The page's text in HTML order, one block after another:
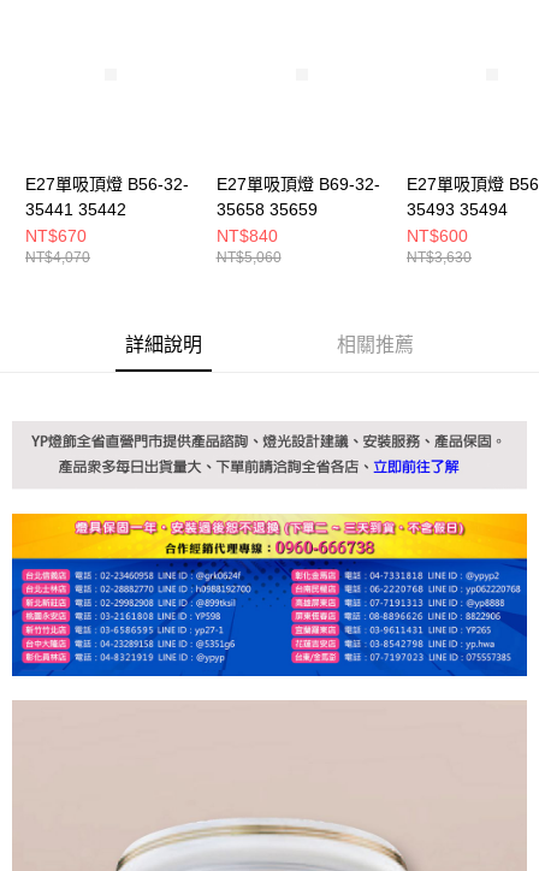
３．未成年的使用者請事先徵得法定代理人或監護人之同意方可使用
「AFTEE先享後付」，若未經同意申辦者引起之損失，本公司不負相關責
任。
４．使用「AFTEE先享後付」時，將依據個別帳號之用戶狀況，依本公司即
時審查核予不同之上限額度；若仍有額度不足之情形，本公司將視審查結果
E27單吸頂燈 B56-32-
35441 35442
NT$670
NT$4,070
E27單吸頂燈 B69-32-
35658 35659
NT$840
NT$5,060
E27單吸頂燈
35493 35494
NT$600
NT$3,630
詳細說明 相關推薦